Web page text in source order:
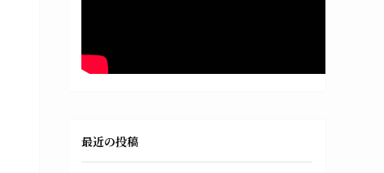
最近の投稿